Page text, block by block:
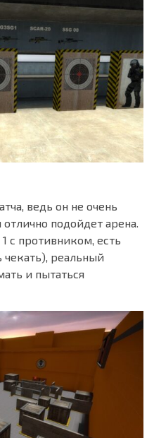
ведь он не очень
подойдет арена.
с противником, есть
реальный
и пытаться